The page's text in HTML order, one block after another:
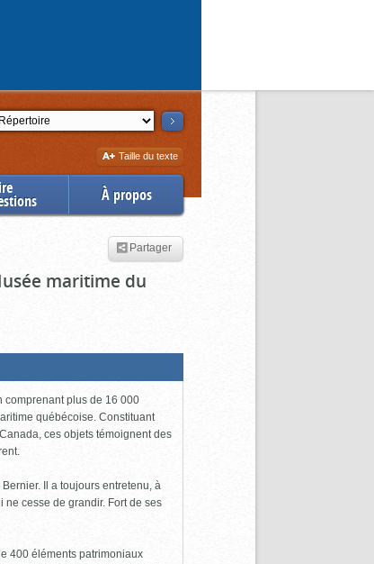
Augmenter
la
Taille du texte
À propos
Partager
maritime du
comprenant plus de 16 000
québécoise. Constituant
ces objets témoignent des
Il a toujours entretenu, à
cesse de grandir. Fort de ses
400 éléments patrimoniaux